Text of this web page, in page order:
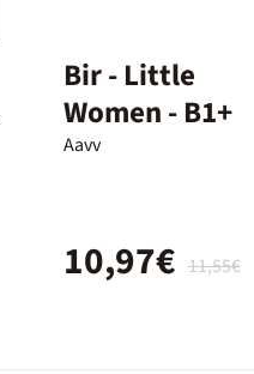
Bir - Little
Women - B1+
Aavv
11,55€
10,97€